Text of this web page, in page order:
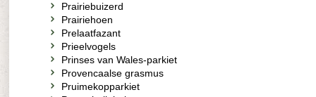
Prairiebuizerd
Prairiehoen
Prelaatfazant
Prieelvogels
Prinses van Wales-parkiet
Provencaalse grasmus
Pruimekopparkiet